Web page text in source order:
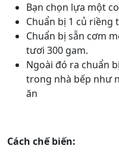
Bạn chọn lựa một
Chuẩn bị 1 củ riềng
Chuẩn bị sẵn cơm
tươi 300 gam.
Ngoài đó ra chuẩn
trong nhà bếp như
ăn
Cách chế biến: